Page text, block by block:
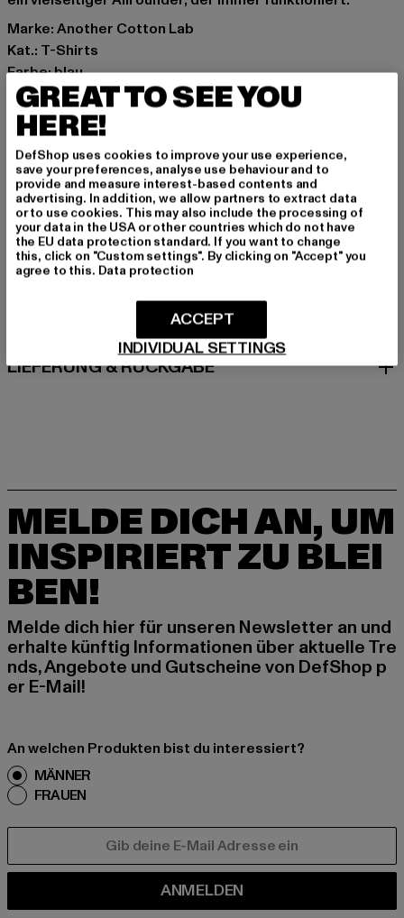
Marke: Another Cotton Lab
Kat.: T-Shirts
Farbe: blau
Hersteller Farbe: blue
Materialzusammensetzung: 100% Baumwolle
Art.Nr: PD00008664-00064
Hersteller: Urban Styles Agency GmbH & Co. KG |
agentur@urbanstylesagency.com
Schanzenstraße 41 | 51063 Köln | DE
GRÖSSE & PASSFORM
LIEFERUNG & RÜCKGABE
MELDE DICH AN, UM
INSPIRIERT ZU BLEI
BEN!
Melde dich hier für unseren Newsletter an und
erhalte künftig Informationen über aktuelle Tre
nds, Angebote und Gutscheine von DefShop p
er E-Mail!
An welchen Produkten bist du interessiert?
MÄNNER
FRAUEN
ANMELDEN
GREAT TO SEE YOU
HERE!
DefShop uses cookies to improve your use experience,
save your preferences, analyse use behaviour and to
provide and measure interest-based contents and
advertising. In addition, we allow partners to extract data
or to use cookies. This may also include the processing of
your data in the USA or other countries which do not have
the EU data protection standard. If you want to change
this, click on "Custom settings". By clicking on "Accept" you
agree to this. Data protection
INDIVIDUAL SETTINGS
ACCEPT